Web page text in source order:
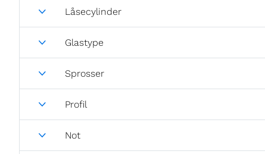
Låsecylinder
Glastype
Sprosser
Profil
Not